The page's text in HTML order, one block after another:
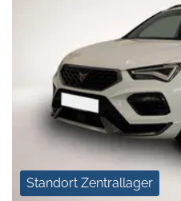
Standort Zentrallager